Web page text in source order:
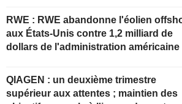
RWE : RWE abandonne l'éolien offshore
aux États-Unis contre 1,2 milliard de
dollars de l'administration américaine
QIAGEN : un deuxième trimestre
supérieur aux attentes ; maintien des